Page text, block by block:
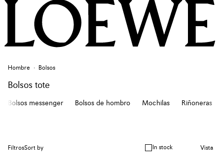
Hombre Bolsos
Bolsos tote
Bolsos messenger Bolsos de hombro Mochilas Riñoneras
FiltrosSort by In stock Vista